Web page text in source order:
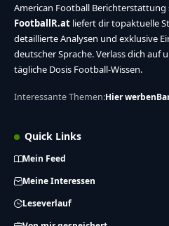
American Football Berichterstattung
FootballR.at liefert dir topaktuelle
detaillierte Analysen und exklusive
deutscher Sprache. Verlass dich auf
tägliche Dosis Football-Wissen.
Interessante Themen:Hier werben
Quick Links
Mein Feed
Meine Interessen
Leseverlauf